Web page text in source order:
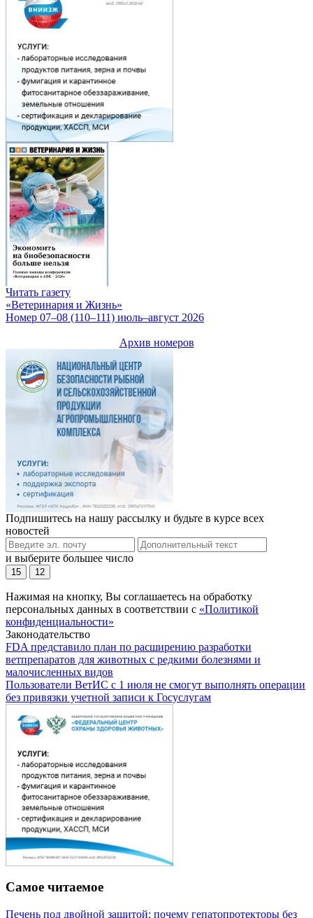
Читать газету
«Ветеринария и Жизнь»
Номер 07–08 (110–111) июль–август 2026
Архив номеров
Подпишитесь на нашу рассылку и будьте в курсе всех
новостей
и выберите большее число
15 12
Нажимая на кнопку, Вы соглашаетесь на обработку
персональных данных в соответствии с «Политикой
конфиденциальности»
Законодательство
FDA представило план по расширению разработки
ветпрепаратов для животных с редкими болезнями и
малочисленных видов
Пользователи ВетИС с 1 июля не смогут выполнять операции
без привязки учетной записи к Госуслугам
Самое читаемое
Печень под двойной защитой: почему гепатопротекторы без